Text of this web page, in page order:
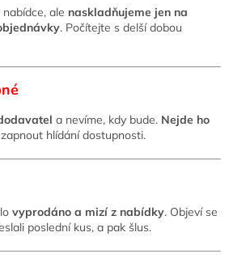
ale naskladňujeme jen na
. Počítejte s delší dobou
a nevíme, kdy bude. Nejde ho
hlídání dostupnosti.
vyprodáno a mizí z nabídky. Objeví se
poslední kus, a pak šlus.